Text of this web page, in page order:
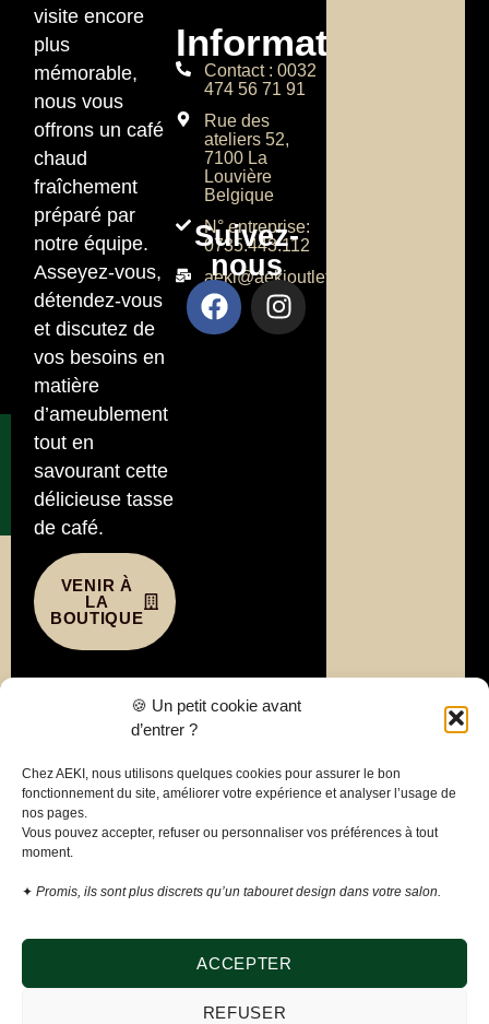
🍪 Un petit cookie avant
d’entrer ?
Chez AEKI, nous utilisons quelques cookies pour assurer le bon
fonctionnement du site, améliorer votre expérience et analyser l’usage de
nos pages.
Vous pouvez accepter, refuser ou personnaliser vos préférences à tout
moment.
✦ Promis, ils sont plus discrets qu’un tabouret design dans votre salon.
ACCEPTER
REFUSER
visite encore
plus
mémorable,
nous vous
offrons un café
chaud
fraîchement
préparé par
notre équipe.
Asseyez-vous,
détendez-vous
et discutez de
vos besoins en
matière
d’ameublement
tout en
savourant cette
délicieuse tasse
de café.
VENIR À
LA
BOUTIQUE
Liens
utiles
confidentialité
Mentions
légales
générales de
cookies
Informations
Contact : 0032
474 56 71 91
Rue des
ateliers 52,
7100 La
Louvière
Belgique
N° entreprise:
0735.443.112
aeki@aekioutlet.com
Suivez-
nous